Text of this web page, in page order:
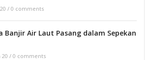
/ 0 comments
Banjir Air Laut Pasang dalam Sepekan
20 / 0 comments